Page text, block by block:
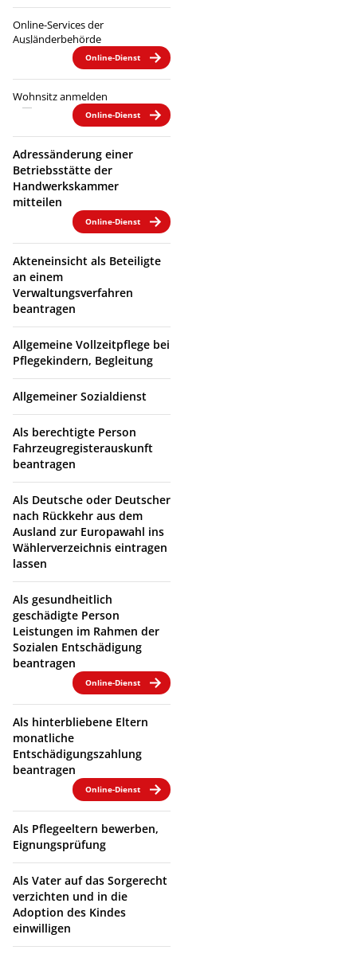
Online-Services der
Ausländerbehörde
Online-Dienst
Wohnsitz anmelden
Online-Dienst
Adressänderung einer
Betriebsstätte der
Handwerkskammer
mitteilen
Online-Dienst
Akteneinsicht als Beteiligte
an einem
Verwaltungsverfahren
beantragen
Allgemeine Vollzeitpflege bei
Pflegekindern, Begleitung
Allgemeiner Sozialdienst
Als berechtigte Person
Fahrzeugregisterauskunft
beantragen
Als Deutsche oder Deutscher
nach Rückkehr aus dem
Ausland zur Europawahl ins
Wählerverzeichnis eintragen
lassen
Als gesundheitlich
geschädigte Person
Leistungen im Rahmen der
Sozialen Entschädigung
beantragen
Online-Dienst
Als hinterbliebene Eltern
monatliche
Entschädigungszahlung
beantragen
Online-Dienst
Als Pflegeeltern bewerben,
Eignungsprüfung
Als Vater auf das Sorgerecht
verzichten und in die
Adoption des Kindes
einwilligen